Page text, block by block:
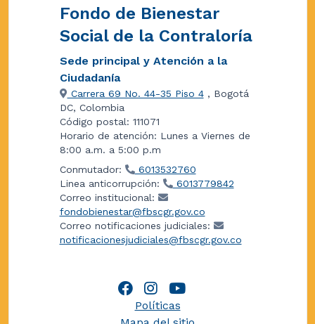
Fondo de Bienestar
Social de la Contraloría
Sede principal y Atención a la
Ciudadanía
Carrera 69 No. 44-35 Piso 4, Bogotá
DC, Colombia
Código postal: 111071
Horario de atención: Lunes a Viernes de
8:00 a.m. a 5:00 p.m
Conmutador:
6013532760
Linea anticorrupción:
6013779842
Correo institucional:
fondobienestar@fbscgr.gov.co
Correo notificaciones judiciales:
notificacionesjudiciales@fbscgr.gov.co
Políticas